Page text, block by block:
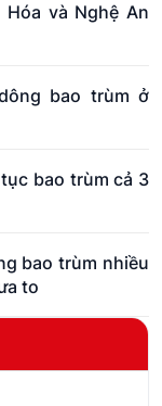
và Nghệ An
bao trùm ở
bao trùm cả 3
bao trùm nhiều
to